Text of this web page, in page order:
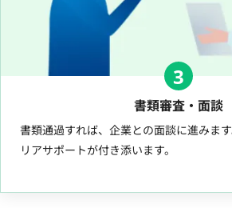
3
書類審査・面談
書類通過すれば、企業との面談に進みま
リアサポートが付き添います。